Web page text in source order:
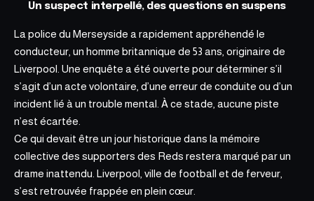
Un suspect interpellé, des questions en suspens
La police du Merseyside a rapidement appréhendé le
conducteur, un homme britannique de 53 ans, originaire de
Liverpool. Une enquête a été ouverte pour déterminer s’il
s’agit d’un acte volontaire, d’une erreur de conduite ou d’un
incident lié à un trouble mental. À ce stade, aucune piste
n’est écartée.
Ce qui devait être un jour historique dans la mémoire
collective des supporters des Reds restera marqué par un
drame inattendu. Liverpool, ville de football et de ferveur,
s’est retrouvée frappée en plein cœur.